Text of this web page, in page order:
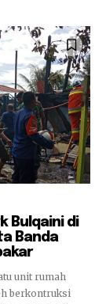
Bulqaini di
Banda
unit rumah
berkontruksi